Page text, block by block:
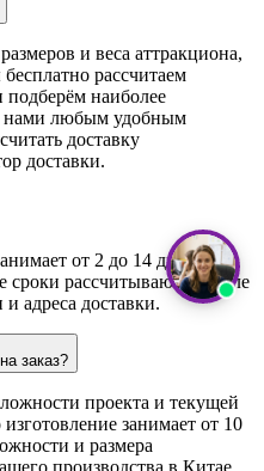
и веса аттракциона,
рассчитаем
подберём наиболее
нами любым удобным
доставку
доставки.
от 2 до 14 дней в
сроки рассчитываются после
адреса доставки.
заказ?
проекта и текущей
занимает от 10
и размера
производства в Китае,